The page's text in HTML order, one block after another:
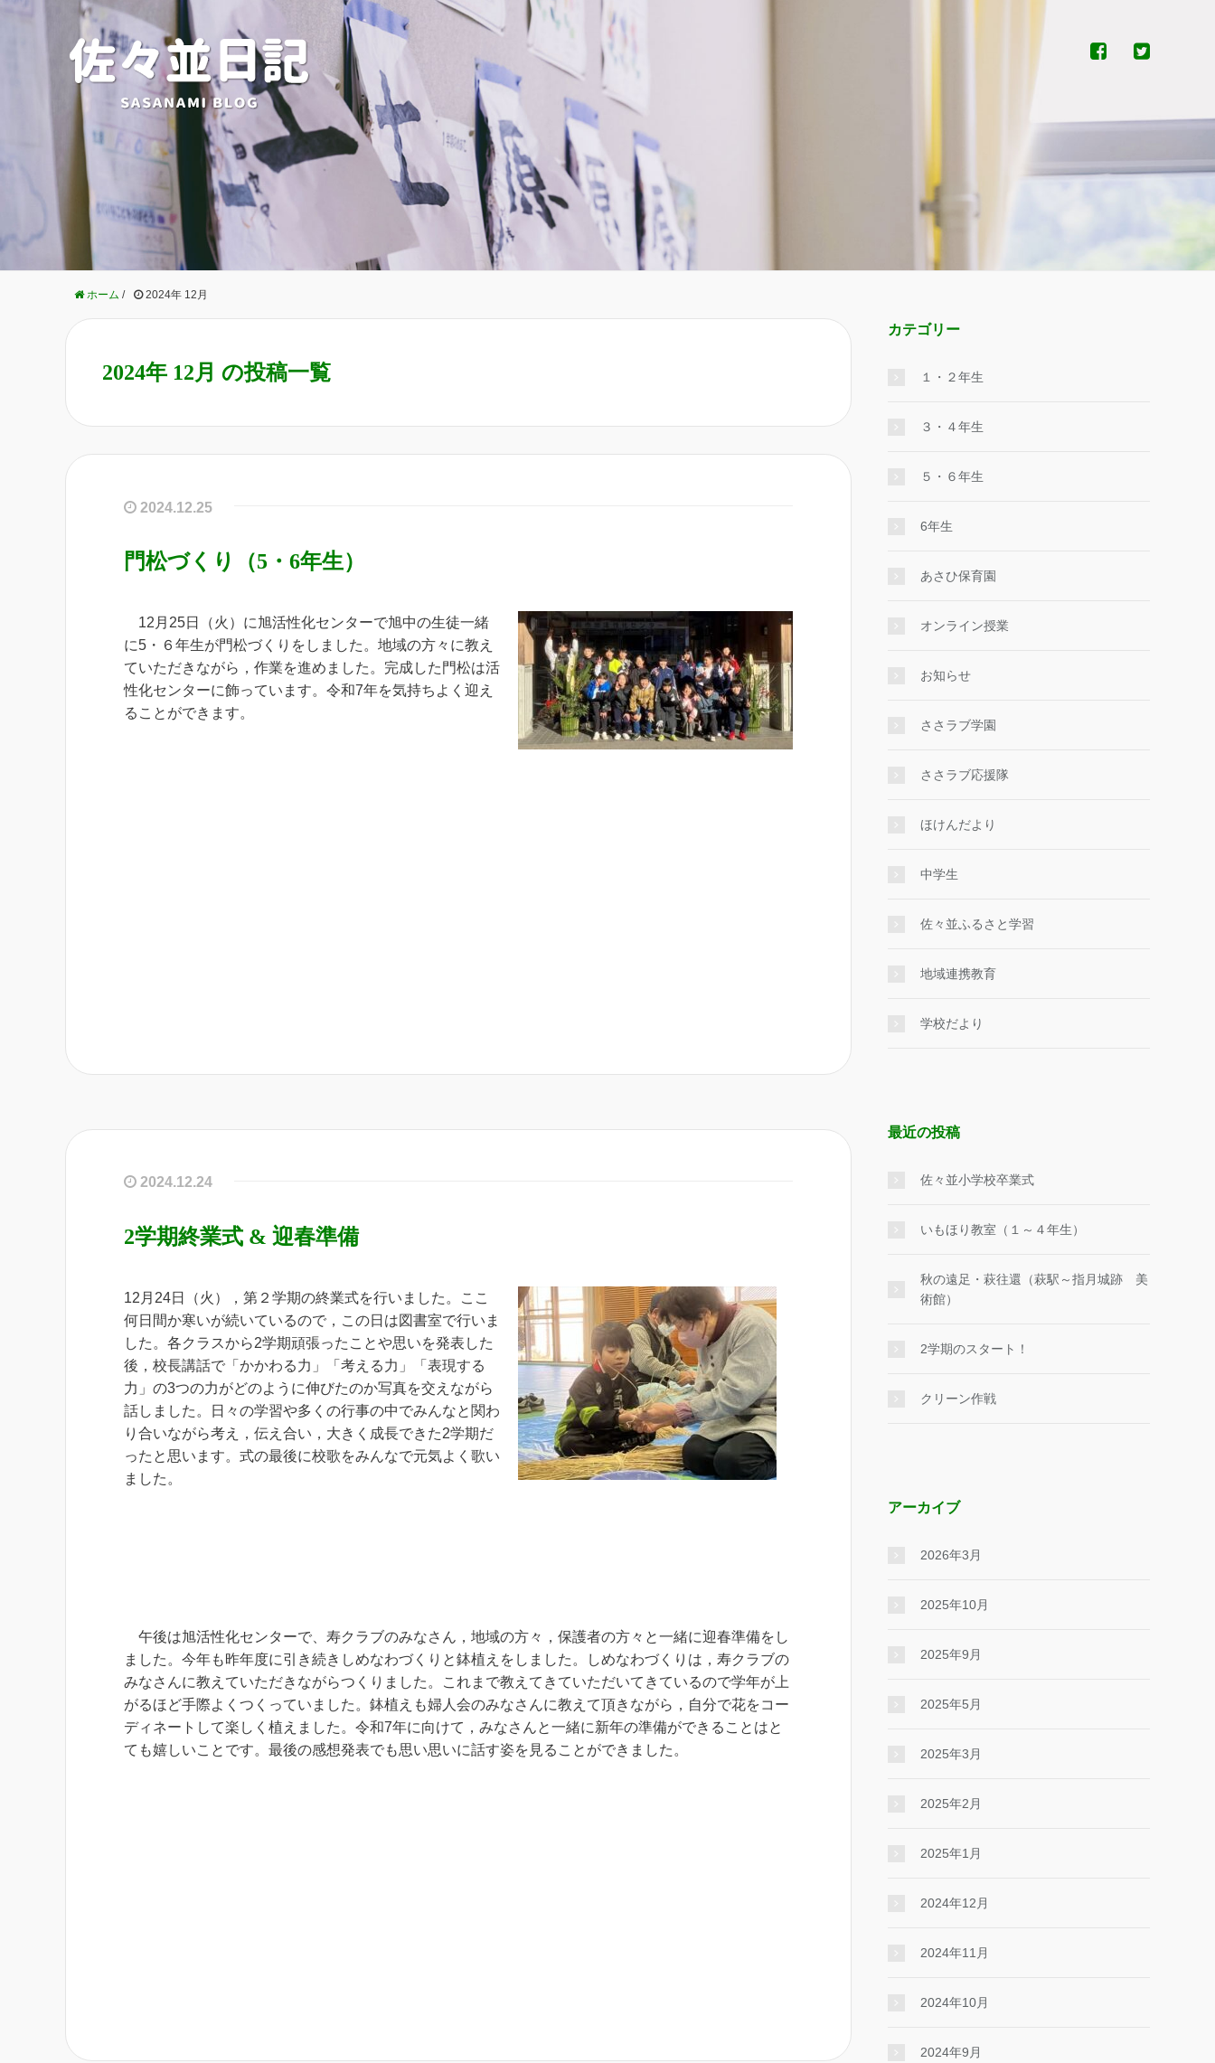
ホーム / 2024年 12月
2024年 12月 の投稿一覧
2024.12.25
門松づくり（5・6年生）
12月25日（火）に旭活性化センターで旭中の生徒一緒
に5・６年生が門松づくりをしました。地域の方々に教え
ていただきながら，作業を進めました。完成した門松は活
性化センターに飾っています。令和7年を気持ちよく迎え
ることができます。
2024.12.24
2学期終業式 & 迎春準備
12月24日（火），第２学期の終業式を行いました。ここ
何日間か寒いが続いているので，この日は図書室で行いま
した。各クラスから2学期頑張ったことや思いを発表した
後，校長講話で「かかわる力」「考える力」「表現する
力」の3つの力がどのように伸びたのか写真を交えながら
話しました。日々の学習や多くの行事の中でみんなと関わ
り合いながら考え，伝え合い，大きく成長できた2学期だ
ったと思います。式の最後に校歌をみんなで元気よく歌い
ました。
午後は旭活性化センターで、寿クラブのみなさん，地域の方々，保護者の方々と一緒に迎春準備をし
ました。今年も昨年度に引き続きしめなわづくりと鉢植えをしました。しめなわづくりは，寿クラブの
みなさんに教えていただきながらつくりました。これまで教えてきていただいてきているので学年が上
がるほど手際よくつくっていました。鉢植えも婦人会のみなさんに教えて頂きながら，自分で花をコー
ディネートして楽しく植えました。令和7年に向けて，みなさんと一緒に新年の準備ができることはと
ても嬉しいことです。最後の感想発表でも思い思いに話す姿を見ることができました。
カテゴリー
１・２年生
３・４年生
５・６年生
6年生
あさひ保育園
オンライン授業
お知らせ
ささラブ学園
ささラブ応援隊
ほけんだより
中学生
佐々並ふるさと学習
地域連携教育
学校だより
最近の投稿
佐々並小学校卒業式
いもほり教室（１～４年生）
秋の遠足・萩往還（萩駅～指月城跡 美
術館）
2学期のスタート！
クリーン作戦
アーカイブ
2026年3月
2025年10月
2025年9月
2025年5月
2025年3月
2025年2月
2025年1月
2024年12月
2024年11月
2024年10月
2024年9月